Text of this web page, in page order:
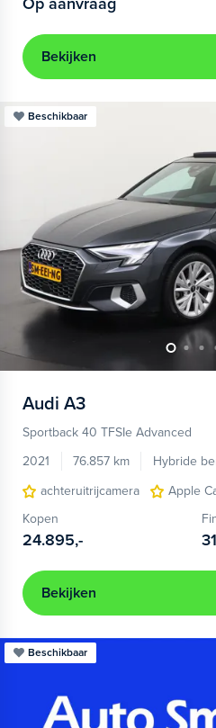
Bekijken
Beschikbaar
Audi A3
Sportback 40 TFSIe Advanced
2021
76.857 km Hybride
achteruitrijcamera
Apple
Kopen
24.895,-
Bekijken
Beschikbaar